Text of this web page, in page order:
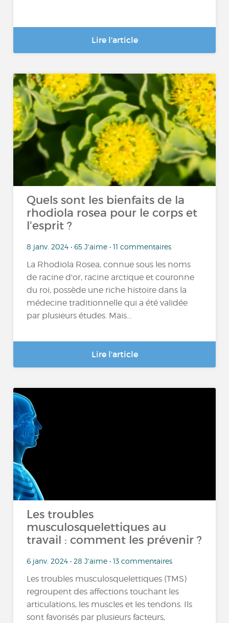
Lire l'article
Quels sont les bienfaits de la
rhodiola rosea pour le corps et
l'esprit ?
8 janv. 2024 • 65 J'aime • 11 commentaires
La Rhodiola Rosea, connue sous les noms
de racine d'or, racine arctique et couronne
du roi, possède une riche histoire dans la
médecine traditionnelle qui a été validée
par plusieurs études. Mais...
Lire l'article
Les troubles
musculosquelettiques au
travail : comment les prévenir ?
6 janv. 2024 • 28 J'aime • 13 commentaires
Les troubles musculosquelettiques (TMS)
regroupent des affections touchant les
articulations, les muscles et les tendons. Ils
sont favorisés par plusieurs facteurs,